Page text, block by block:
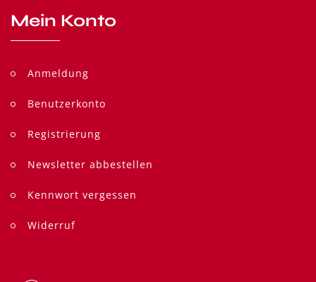
Mein Konto
Anmeldung
Benutzerkonto
Registrierung
Newsletter abbestellen
Kennwort vergessen
Widerruf